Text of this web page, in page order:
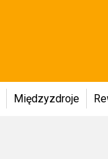
Międzyzdroje